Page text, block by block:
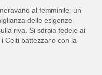
al femminile: un
delle esigenze
riva. Si sdraia fedele ai
Celti battezzano con la